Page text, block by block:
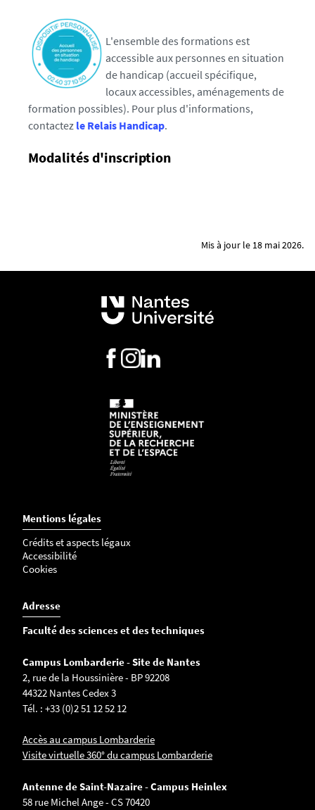
L'ensemble des formations est
accessible aux personnes en situation
de handicap (accueil spécifique,
locaux accessibles, aménagements de
formation possibles). Pour plus d'informations,
contactez le Relais Handicap.
Modalités d'inscription
Mis à jour le 18 mai 2026.
Mentions légales
Crédits et aspects légaux
Accessibilité
Cookies
Adresse
Faculté des sciences et des techniques
Campus Lombarderie - Site de Nantes
2, rue de la Houssinière - BP 92208
44322 Nantes Cedex 3
Tél. : +33 (0)2 51 12 52 12
Accès au campus Lombarderie
Visite virtuelle 360° du campus Lombarderie
Antenne de Saint-Nazaire - Campus Heinlex
58 rue Michel Ange - CS 70420